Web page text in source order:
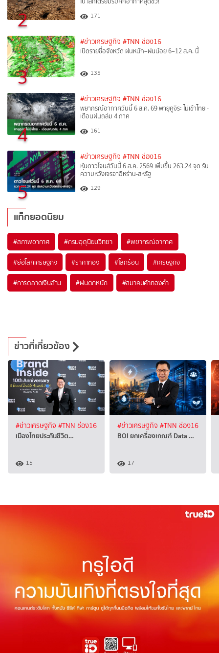
2 171
3
#ข่าวเศรษฐกิจ #TNN ช่อง16
เปิดรายชื่อจังหวัด ฝนหนัก–ฝนน้อย 6–12 ส.ค. นี้
135
4
#ข่าวเศรษฐกิจ #TNN ช่อง16
พยากรณ์อากาศวันนี้ 6 ส.ค. 69 พายุคูจิระ ไม่เข้าไทย -
เตือนฝนถล่ม 4 ภาค
161
5
#ข่าวเศรษฐกิจ #TNN ช่อง16
หุ้นดาวโจนส์วันนี้ 6 ส.ค. 2569 เพิ่มขึ้น 263.24 จุด รับ
ความหวังเจรจาอิหร่าน-สหรัฐ
129
แท็กยอดนิยม
#สภาพอากาศ #กรมอุตุนิยมวิทยา #พยากรณ์อากาศ
#ย่อโลกเศรษฐกิจ #ราคาทอง #โลกร้อน #เศรษฐกิจ
#การตลาดเงินล้าน #ฝนตกหนัก #สมาคมค้าทองคำ
ข่าวที่เกี่ยวข้อง
#ข่าวเศรษฐกิจ #TNN ช่อง16
เมืองไทยประกันชีวิต…
15
#ข่าวเศรษฐกิจ #TNN ช่อง16
BOI ยกเครื่องเกณฑ์ Data …
17